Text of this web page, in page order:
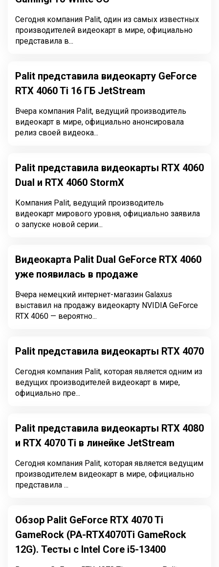
Сегодня компания Palit, один из самых известных
производителей видеокарт в мире, официально
представила в...
Palit представила видеокарту GeForce
RTX 4060 Ti 16 ГБ JetStream
Вчера компания Palit, ведущий производитель
видеокарт в мире, официально анонсировала
релиз своей видеока...
Palit представила видеокарты RTX 4060
Dual и RTX 4060 StormX
Компания Palit, ведущий производитель
видеокарт мирового уровня, официально заявила
о запуске новой серии...
Видеокарта Palit Dual GeForce RTX 4060
уже появилась в продаже
Вчера немецкий интернет-магазин Galaxus
выставил на продажу видеокарту NVIDIA GeForce
RTX 4060 — вероятно...
Palit представила видеокарты RTX 4070
Сегодня компания Palit, которая является одним из
ведущих производителей видеокарт в мире,
официально пре...
Palit представила видеокарты RTX 4080
и RTX 4070 Ti в линейке JetStream
Сегодня компания Palit, которая является ведущим
производителем видеокарт в мире, официально
представила ...
Обзор Palit GeForce RTX 4070 Ti
GameRock (PA-RTX4070Ti GameRock
12G). Тесты с Intel Core i5-13400